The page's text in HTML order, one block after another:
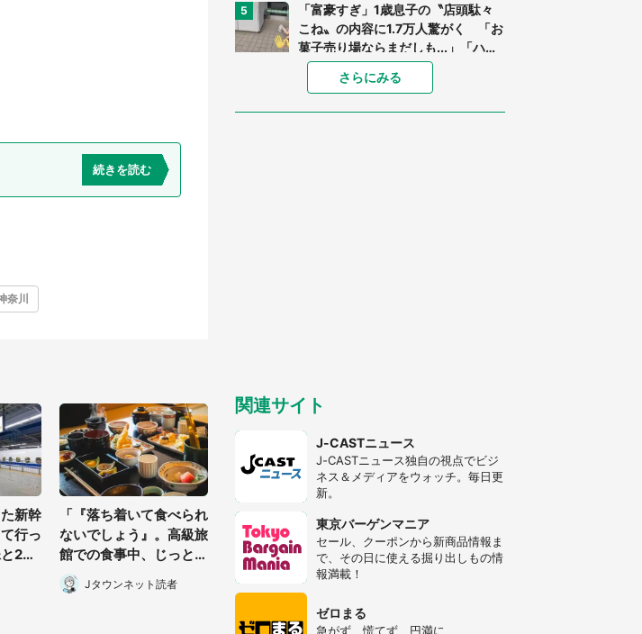
続きを読む
奈川
新幹
行っ
2
され
代
「『落ち着いて食べられ
ないでしょう』。高級旅
館での食事中、じっとで
きない幼い息子に中年の
男性客が...」（東京都・
Jタウンネット読者
「富豪すぎ」1歳息子の〝店頭駄々
こね〟の内容に1.7万人驚がく 「お
菓子売り場ならまだしも...」「ハー
ドル高い」
「閉所恐怖症の私は新幹線で大パニ
ック。隣席の青年に『手を繋いで』
とお願いしたら...」 体験談に8万
県・30代女性）
さらにみる
関連サイト
J-CASTニュース
J-CASTニュース独自の視点でビジ
ネス＆メディアをウォッチ。毎日更
新。
東京バーゲンマニア
セール、クーポンから新商品情報ま
で、その日に使える掘り出しもの情
報満載！
ゼロまる
急がず、慌てず、円満に